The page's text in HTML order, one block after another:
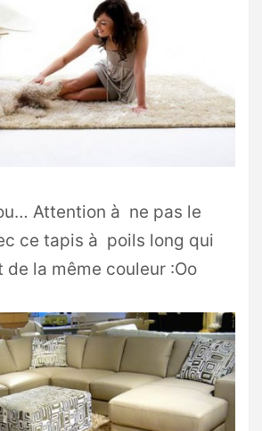
Attention à ne pas le
ce tapis à poils long qui
de la même couleur :Oo